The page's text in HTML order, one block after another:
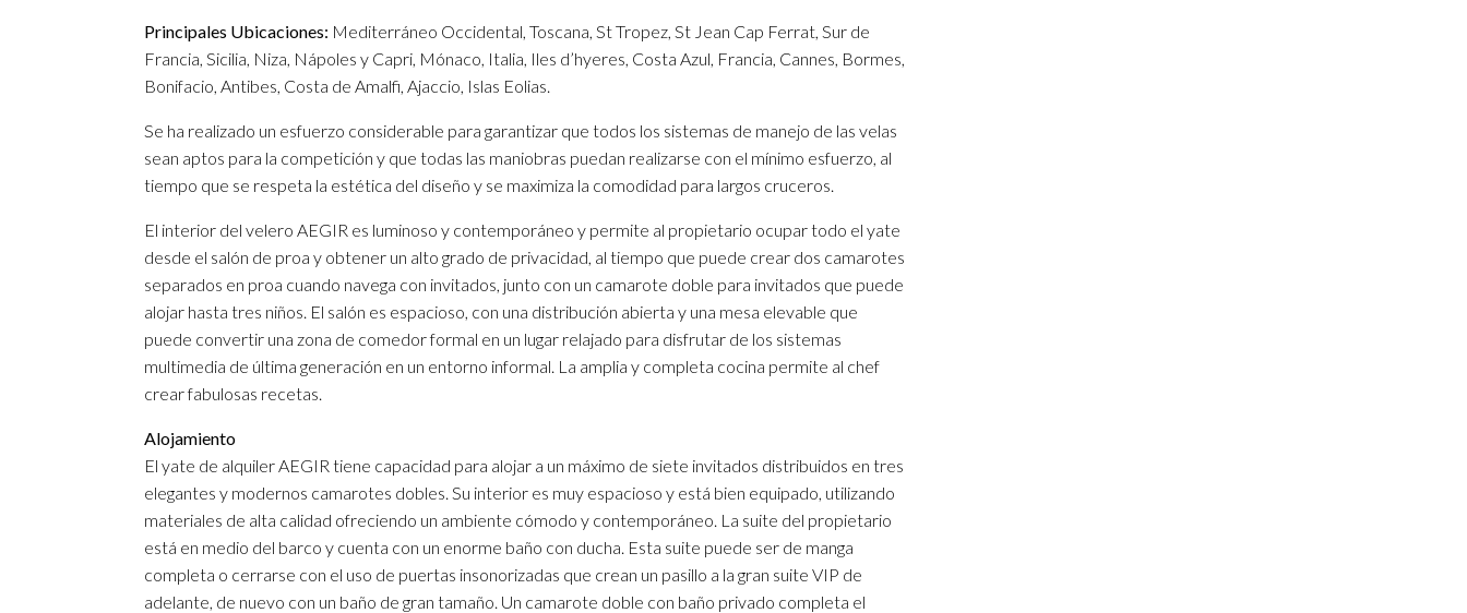
Principales Ubicaciones: Mediterráneo Occidental, Toscana, St Tropez, St Jean Cap Ferrat, Sur de
Francia, Sicilia, Niza, Nápoles y Capri, Mónaco, Italia, Iles d’hyeres, Costa Azul, Francia, Cannes, Bormes,
Bonifacio, Antibes, Costa de Amalfi, Ajaccio, Islas Eolias.
Se ha realizado un esfuerzo considerable para garantizar que todos los sistemas de manejo de las velas
sean aptos para la competición y que todas las maniobras puedan realizarse con el mínimo esfuerzo, al
tiempo que se respeta la estética del diseño y se maximiza la comodidad para largos cruceros.
El interior del velero AEGIR es luminoso y contemporáneo y permite al propietario ocupar todo el yate
desde el salón de proa y obtener un alto grado de privacidad, al tiempo que puede crear dos camarotes
separados en proa cuando navega con invitados, junto con un camarote doble para invitados que puede
alojar hasta tres niños. El salón es espacioso, con una distribución abierta y una mesa elevable que
puede convertir una zona de comedor formal en un lugar relajado para disfrutar de los sistemas
multimedia de última generación en un entorno informal. La amplia y completa cocina permite al chef
crear fabulosas recetas.
Alojamiento
El yate de alquiler AEGIR tiene capacidad para alojar a un máximo de siete invitados distribuidos en tres
elegantes y modernos camarotes dobles. Su interior es muy espacioso y está bien equipado, utilizando
materiales de alta calidad ofreciendo un ambiente cómodo y contemporáneo. La suite del propietario
está en medio del barco y cuenta con un enorme baño con ducha. Esta suite puede ser de manga
completa o cerrarse con el uso de puertas insonorizadas que crean un pasillo a la gran suite VIP de
adelante, de nuevo con un baño de gran tamaño. Un camarote doble con baño privado completa el